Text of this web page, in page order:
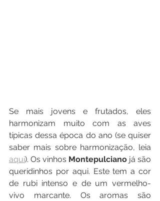
Se mais jovens e frutados, eles
harmonizam muito com as aves
típicas dessa época do ano (se quiser
aqui). Os vinhos Montepulciano já são
queridinhos por aqui. Este tem a cor
de rubi intenso e de um vermelho-